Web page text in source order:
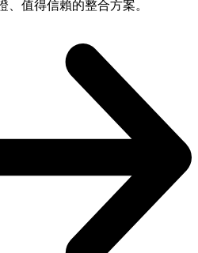
、值得信賴的整合方案。